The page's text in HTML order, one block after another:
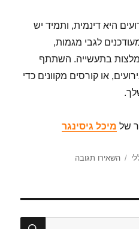
היא דינמית, ותמיד יש
לגבי מגמות,
בתעשייה. השתתף
או קורסים מקוונים כדי
של מיכל גיסינגר
השאירו תגובה